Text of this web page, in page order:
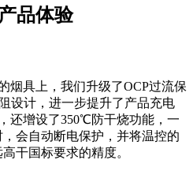
品体验
烟具上，我们升级了OCP过流保
设计，进一步提升了产品充电
还增设了350℃防干烧功能，一
会自动断电保护，并将温控的
干国标要求的精度。